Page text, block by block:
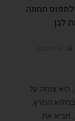
תמונה
לבן
היא צנחה על
המרץ,
תביא את